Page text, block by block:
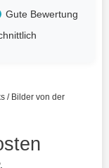
Gute Bewertung
/ Bilder von der